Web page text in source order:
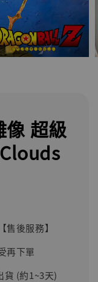
像 超級
後服務】
再下單
(約1~3天)